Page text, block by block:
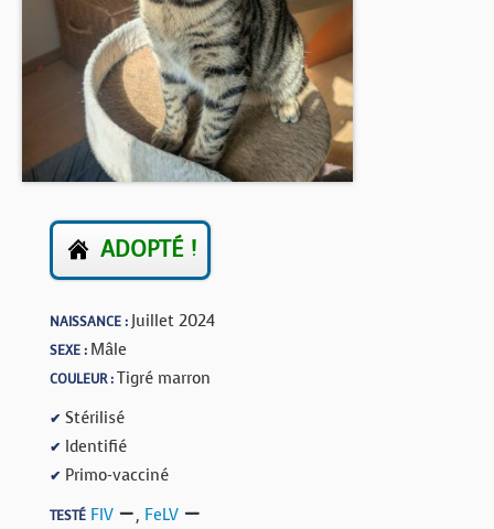
BOUTIQUE
ADOPTÉ !
NAISSANCE : Juillet 2024
SEXE : Mâle
COULEUR :Tigré marron
✔ Stérilisé
✔ Identifié
✔ Primo-vacciné
TESTÉ FIV , FeLV